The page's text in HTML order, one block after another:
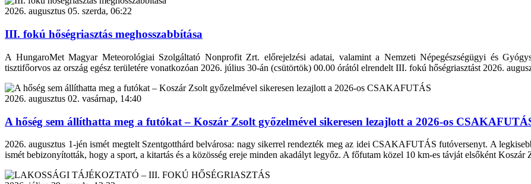
2026. augusztus 05. szerda, 06:22
III. fokú hőségriasztás meghosszabbítása
A HungaroMet Magyar Meteorológiai Szolgáltató Nonprofit Zrt. előrejelzési adatai, valamint a Nemzeti Népegészségügyi és
tisztifőorvos az ország egész területére vonatkozóan 2026. július 30-án (csütörtök) 00.00 órától elrendelt III. fokú hőségriasztást 2026.
2026. augusztus 02. vasárnap, 14:40
A hőség sem állíthatta meg a futókat – Koszár Zsolt győzelmével sikeresen lezajlott a 2026-os
2026. augusztus 1-jén ismét megtelt Szentgotthárd belvárosa: nagy sikerrel rendezték meg az idei CSAKAFUTÁS futóversenyt. A
ismét bebizonyították, hogy a sport, a kitartás és a közösség ereje minden akadályt legyőz. A főfutam közel 10 km-es távját elsőként